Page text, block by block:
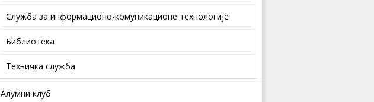
Служба за информационо-комуникационе технологије
Библиотека
Техничка служба
Алумни клуб